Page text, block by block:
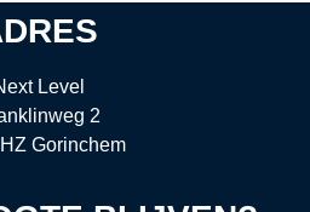
Level
2
Gorinchem